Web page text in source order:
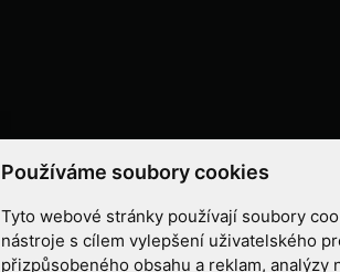
Používáme soubory cookies
Tyto webové stránky používají soubory
nástroje s cílem vylepšení uživatelského
přizpůsobeného obsahu a reklam, analýzy